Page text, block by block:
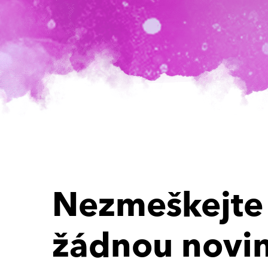
Nezmeškejte
žádnou